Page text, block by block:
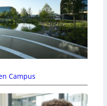
Campus